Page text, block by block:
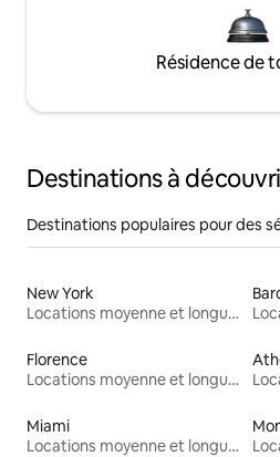
Résidence de
Destinations à
Destinations populaires pour des
New York
Locations moyenne et longue durée
Florence
Locations moyenne et longue durée
Miami
Locations moyenne et longue durée